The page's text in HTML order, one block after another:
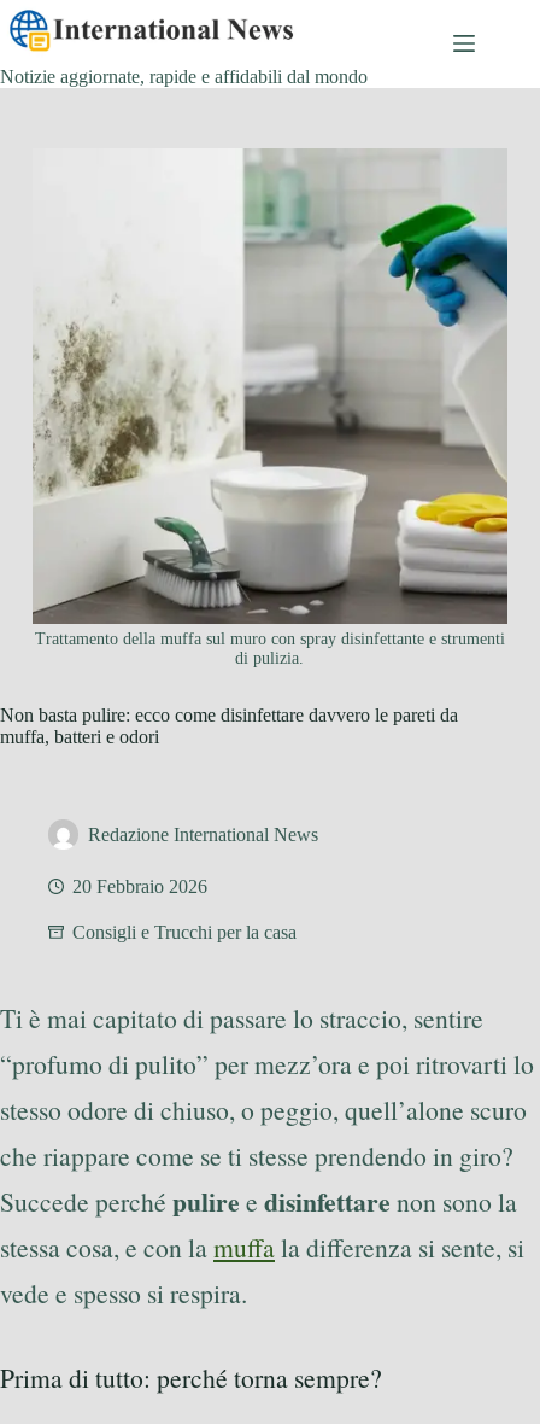
Salta
al
contenuto
Notizie aggiornate, rapide e affidabili dal mondo
Trattamento della muffa sul muro con spray disinfettante e strumenti
di pulizia.
Non basta pulire: ecco come disinfettare davvero le pareti da
muffa, batteri e odori
Redazione International News
20 Febbraio 2026
Consigli e Trucchi per la casa
Ti è mai capitato di passare lo straccio, sentire
“profumo di pulito” per mezz’ora e poi ritrovarti lo
stesso odore di chiuso, o peggio, quell’alone scuro
che riappare come se ti stesse prendendo in giro?
Succede perché pulire e disinfettare non sono la
stessa cosa, e con lamuffala differenza si sente, si
vede e spesso si respira.
Prima di tutto: perché torna sempre?